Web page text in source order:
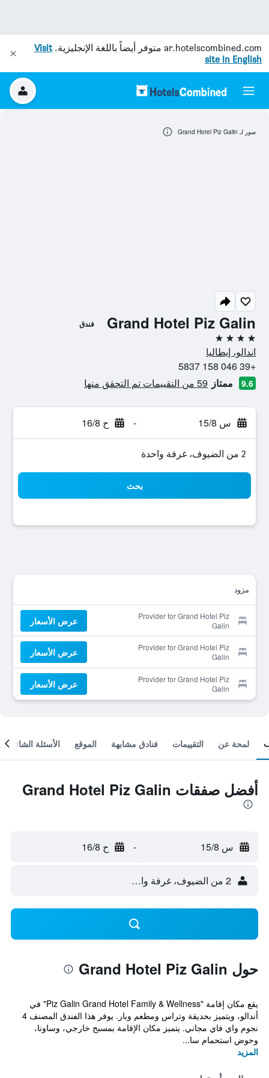
ar.hotelscombined.com متوفر أيضاً باللغة الإنجليزية.Visit
site in English
Grand Hotel Piz Galin فندق
4 نجوم
اندالو، إيطاليا
+39 046 158 5837
9.6 ممتاز 59 من التقييمات تم التحقق منها
س 15/8 - ح 16/8
2 من الضيوف، غرفة واحدة
بحث
مزود
Provider for Grand Hotel Piz
Galin
عرض الأسعار
Provider for Grand Hotel Piz
Galin
عرض الأسعار
Provider for Grand Hotel Piz
Galin
عرض الأسعار
صور لـ Grand Hotel Piz Galin
لمحة عن التقييمات فنادق مشابهة الموقع الأسئلة الشائعة
أفضل صفقات Grand Hotel Piz Galin
س 15/8 - ح 16/8
2 من الضيوف، غرفة واحدة
حول Grand Hotel Piz Galin
يقع مكان إقامة "Piz Galin Grand Hotel Family & Wellness" في
أندالو، ويتميز بحديقة وتراس ومطعم وبار. يوفر هذا الفندق المصنف 4
نجوم واي فاي مجاني. يتميز مكان الإقامة بمسبح خارجي، وساونا،
وحوض استحمام سا...
المزيد